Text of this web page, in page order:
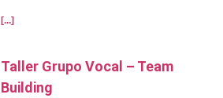
[...]
Taller Grupo Vocal – Team
Building